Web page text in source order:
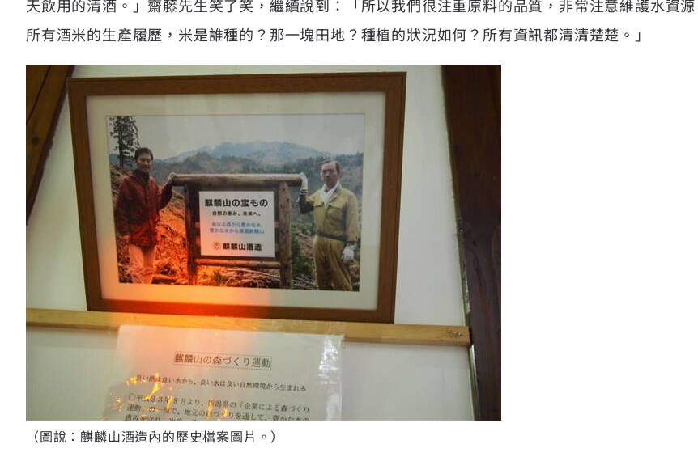
天飲用的清酒。」齋藤先生笑了笑，繼續說到：「所以我們很注重原料的品質，非常注意維護水資
所有酒米的生產履歷，米是誰種的？那一塊田地？種植的狀況如何？所有資訊都清清楚楚。」
（圖說：麒麟山酒造內的歷史檔案圖片。）